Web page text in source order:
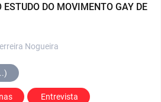
DO MOVIMENTO GAY DE
Nogueira
Entrevista